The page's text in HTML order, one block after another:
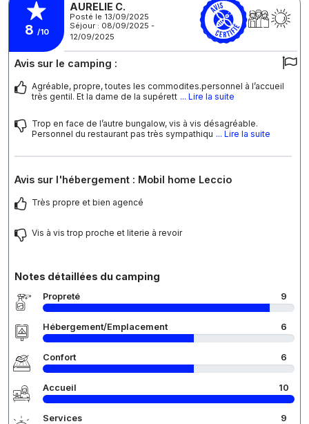
8 /10
AURELIE C.
Posté le 13/09/2025
Séjour : 08/09/2025 -
12/09/2025
Avis sur le camping :
Agréable, propre, toutes les commodites.personnel à l’accueil
très gentil. Et la dame de la supérett ... Lire la suite
Trop en face de l’autre bungalow, vis à vis désagréable.
Personnel du restaurant pas très sympathiqu ... Lire la suite
Avis sur l'hébergement : Mobil home Leccio
Très propre et bien agencé
Vis à vis trop proche et literie à revoir
Notes détaillées du camping
Propreté 9
Hébergement/Emplacement 6
Confort 6
Accueil 10
Services 9